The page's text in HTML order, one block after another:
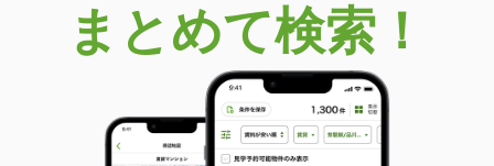
まとめて検索！